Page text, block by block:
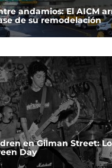
andamios: El AICM
de su remodelación
en Gilman Street:
Day